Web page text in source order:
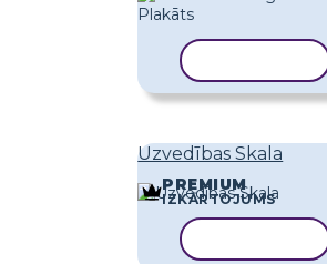
Uzvedības Skala
PREMIUM
IZKĀRTOJUMS